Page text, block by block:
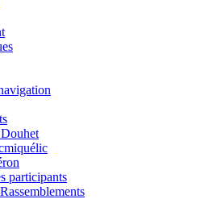
participants